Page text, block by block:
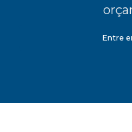
Entre